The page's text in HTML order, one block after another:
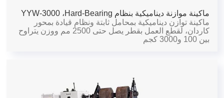
ماكينة موازنة ديناميكية بنظام Hard-Bearing،
YYW-3000
ماكينة توازن ديناميكية بمحامل ثابتة ونظام قيادة بمحور
كاردان، لقطع العمل بقطر يصل حتى 2500 مم ووزن يتراوح
بين 100 و3000 كجم